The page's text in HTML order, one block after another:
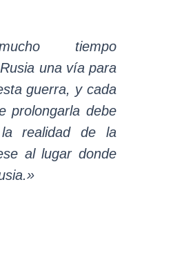
tiempo
una vía para
guerra, y cada
prolongarla debe
realidad de la
al lugar donde